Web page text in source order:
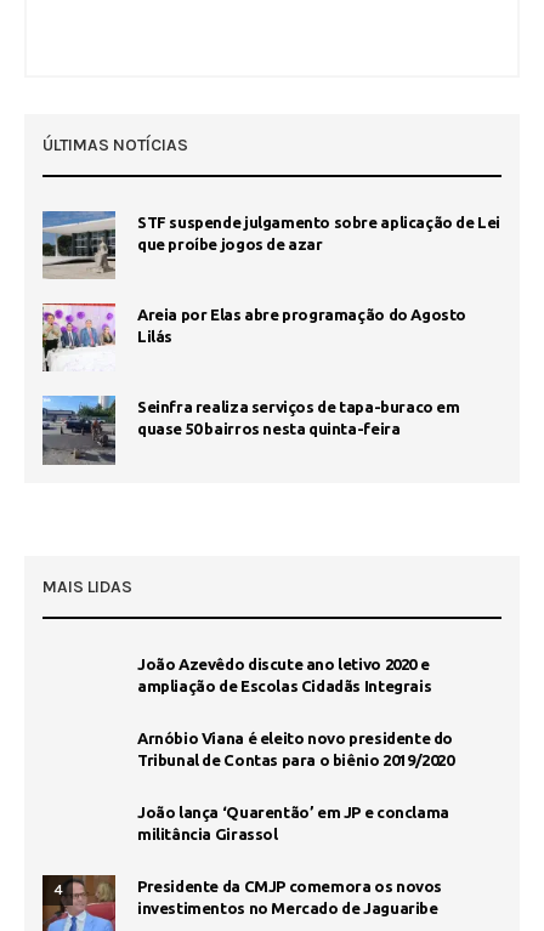
ÚLTIMAS NOTÍCIAS
STF suspende julgamento sobre aplicação de Lei
que proíbe jogos de azar
Areia por Elas abre programação do Agosto
Lilás
Seinfra realiza serviços de tapa-buraco em
quase 50 bairros nesta quinta-feira
MAIS LIDAS
João Azevêdo discute ano letivo 2020 e
ampliação de Escolas Cidadãs Integrais
Arnóbio Viana é eleito novo presidente do
Tribunal de Contas para o biênio 2019/2020
João lança ‘Quarentão’ em JP e conclama
militância Girassol
4
Presidente da CMJP comemora os novos
investimentos no Mercado de Jaguaribe